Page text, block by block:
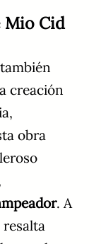
Mio Cid
creación
obra
. A
resalta